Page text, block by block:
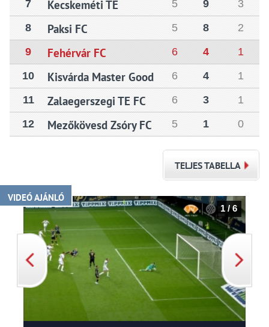
7 Kecskeméti TE 5 9
3
8
Paksi FC 5 8
2
9
Fehérvár FC 6 4
1
10
Kisvárda Master Good 6 4
1
11
Zalaegerszegi TE FC 6 3
1
12
Mezőkövesd Zsóry FC 5 1 0
TELJES TABELLA
VIDEÓ AJÁNLÓ
1 / 6